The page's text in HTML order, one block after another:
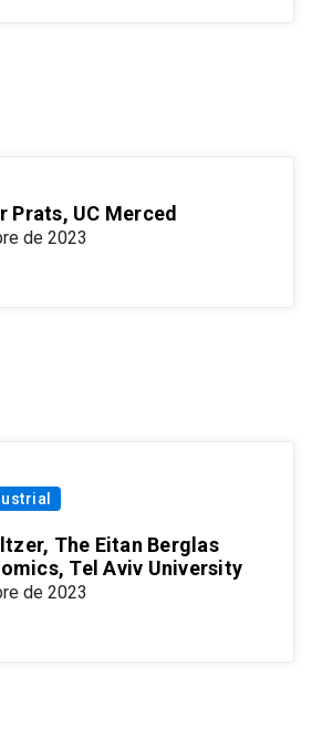
Prats, UC Merced
de 2023
The Eitan Berglas
Tel Aviv University
de 2023